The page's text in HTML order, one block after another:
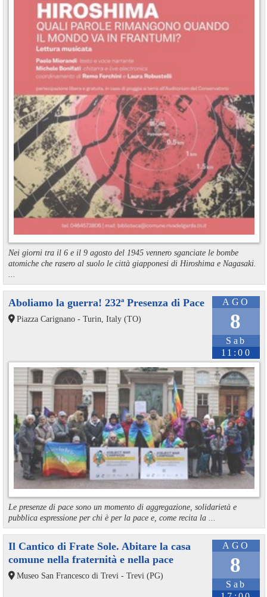
Nei giorni tra il 6 e il 9 agosto del 1945 vennero sganciate le bombe
atomiche che rasero al suolo le città giapponesi di Hiroshima e Nagasaki.
AGO
8
Sab
11:00
Aboliamo la guerra! 232ª Presenza di Pace
Piazza Carignano - Turin, Italy (TO)
Le presenze di pace sono un momento di aggregazione, solidarietà e
pubblica espressione per chi è per la pace e, come recita la ...
AGO
8
Sab
Il Cantico di Frate Sole. Abitare la casa
comune nella fraternità e nella pace
Museo San Francesco di Trevi - Trevi (PG)